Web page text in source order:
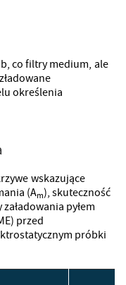
co filtry medium, ale
określenia
wskazujące
(Am), skuteczność
pyłem
przed
próbki